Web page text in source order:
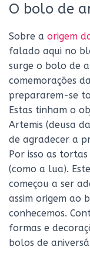
O bolo de
Sobre a origem
falado aqui no
surge o bolo de
comemorações
prepararem-se
Estas tinham o
Artemis (deusa
de agradecer a
Por isso as
(como a lua).
começou a ser
assim origem ao
conhecemos.
formas e
bolos de